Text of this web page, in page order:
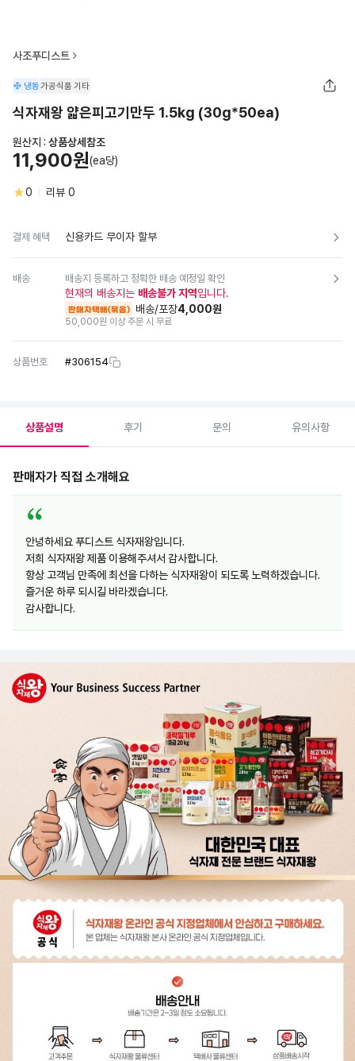
사조푸디스트
냉동가공식품 기타
식자재왕 얇은피고기만두 1.5kg (30g*50ea)
원산지 : 상품상세참조
11,900원(ea당)
0 리뷰 0
결제 혜택 신용카드 무이자 할부
배송 배송지 등록하고 정확한 배송 예정일 확인
현재의 배송지는 배송불가 지역입니다.
판매자택배(묶음) 배송/포장4,000원
50,000원 이상 주문 시 무료
상품번호 #306154
상품설명 후기 문의 유의사항
판매자가 직접 소개해요
안녕하세요 푸디스트 식자재왕입니다.
저희 식자재왕 제품 이용해주셔서 감사합니다.
항상 고객님 만족에 최선을 다하는 식자재왕이 되도록 노력하겠습니다.
즐거운 하루 되시길 바라겠습니다.
감사합니다.